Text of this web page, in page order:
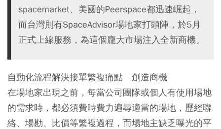
spacemarket、美國的Peerspace都迅速崛起，
而台灣則有SpaceAdvisor場地家打頭陣，於5月
正式上線服務，為這個龐大市場注入全新商機。
自動化流程解決接單繁複痛點 創造商機
在場地家出現之前，每當公司團隊或個人有使用場地
的需求時，都必須費時費力遍尋適當的場地，歷經聯
絡、場勘、比價等繁複過程，而場地主缺乏曝光的平